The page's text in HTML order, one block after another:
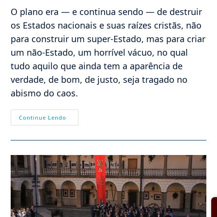
O plano era — e continua sendo — de destruir
os Estados nacionais e suas raízes cristãs, não
para construir um super-Estado, mas para criar
um não-Estado, um horrível vácuo, no qual
tudo aquilo que ainda tem a aparência de
verdade, de bom, de justo, seja tragado no
abismo do caos.
Continue Lendo
Invasão
À